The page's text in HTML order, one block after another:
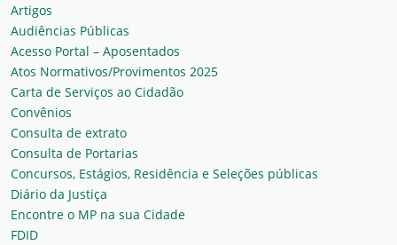
Artigos
Audiências Públicas
Acesso Portal – Aposentados
Atos Normativos/Provimentos 2025
Carta de Serviços ao Cidadão
Convênios
Consulta de extrato
Consulta de Portarias
Concursos, Estágios, Residência e Seleções públicas
Diário da Justiça
Encontre o MP na sua Cidade
FDID